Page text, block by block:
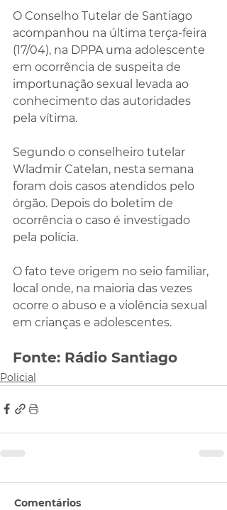
O Conselho Tutelar de Santiago
acompanhou na última terça-feira
(17/04), na DPPA uma adolescente
em ocorrência de suspeita de
importunação sexual levada ao
conhecimento das autoridades
pela vítima.
Segundo o conselheiro tutelar
Wladmir Catelan, nesta semana
foram dois casos atendidos pelo
órgão. Depois do boletim de
ocorrência o caso é investigado
pela polícia.
O fato teve origem no seio familiar,
local onde, na maioria das vezes
ocorre o abuso e a violência sexual
em crianças e adolescentes.
Fonte: Rádio Santiago
Policial
Comentários